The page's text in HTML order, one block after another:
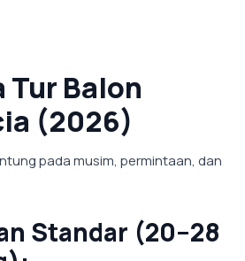
Tur Balon
(2026)
pada musim, permintaan, dan
Standar (20–28